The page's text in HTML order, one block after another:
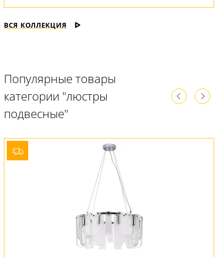
ВСЯ КОЛЛЕКЦИЯ
Популярные товары
категории "люстры
подвесные"